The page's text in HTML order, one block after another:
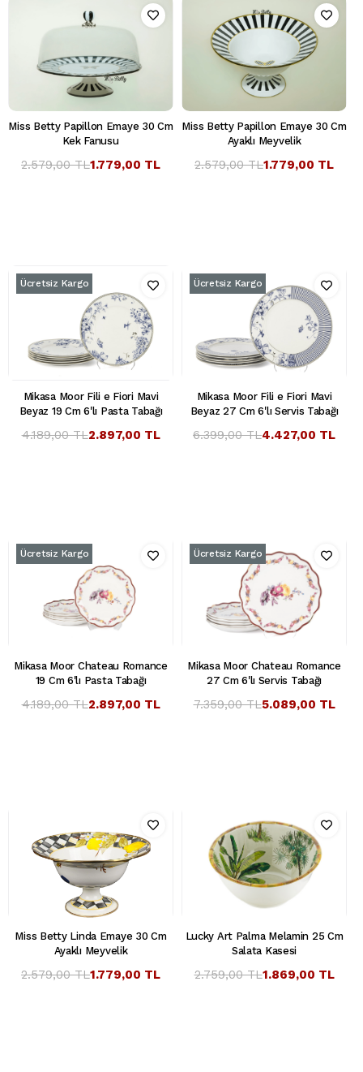
Miss Betty Papillon Emaye 30 Cm
Kek Fanusu
1.779,00 TL
2.579,00 TL
Miss Betty Papillon Emaye 30 Cm
Ayaklı Meyvelik
1.779,00 TL
2.579,00 TL
Mikasa Moor Fili e Fiori Mavi
Beyaz 19 Cm 6'lı Pasta Tabağı
2.897,00 TL
4.189,00 TL
Ücretsiz Kargo
Mikasa Moor Fili e Fiori Mavi
Beyaz 27 Cm 6'lı Servis Tabağı
4.427,00 TL
6.399,00 TL
Ücretsiz Kargo
Mikasa Moor Chateau Romance
19 Cm 6'lı Pasta Tabağı
2.897,00 TL
4.189,00 TL
Ücretsiz Kargo
Mikasa Moor Chateau Romance
27 Cm 6'lı Servis Tabağı
5.089,00 TL
7.359,00 TL
Ücretsiz Kargo
Miss Betty Linda Emaye 30 Cm
Ayaklı Meyvelik
1.779,00 TL
2.579,00 TL
Lucky Art Palma Melamin 25 Cm
Salata Kasesi
1.869,00 TL
2.759,00 TL